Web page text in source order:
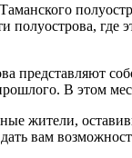
полуострова,
представляют
В этом
жители,
вам